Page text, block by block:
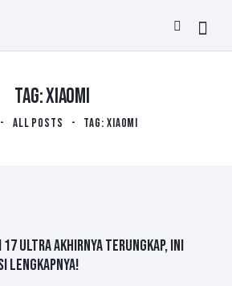
TAG: XIAOMI
ALL POSTS TAG: XIAOMI
ULTRA AKHIRNYA TERUNGKAP, INI
LENGKAPNYA!